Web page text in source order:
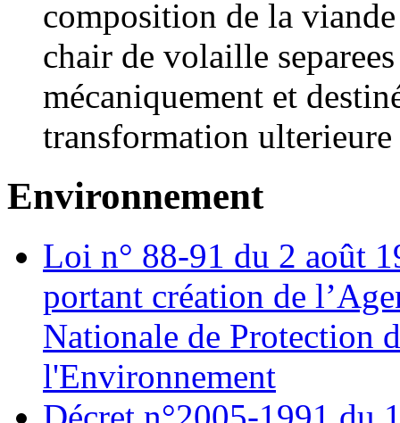
composition de la
chair de volaille separees
mécaniquement et
transformation ulterieure
Environnement
Loi n° 88-91 du 2 août
portant création de
Nationale de Protection
l'Environnement